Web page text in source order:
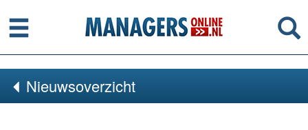
Menu
Nieuwsoverzicht